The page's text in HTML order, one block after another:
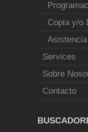
Copia y/o
Services
Sobre
Contacto